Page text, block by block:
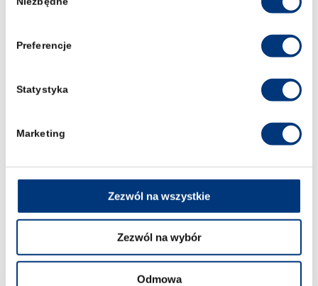
zgody
Preferencje
Statystyka
Marketing
Zezwól na wszystkie
Zezwól na wybór
Odmowa
MOŻLIWOŚĆ DOSTARCZENIA
Biuro Rekrutacji:
poniedziałek 8:00-16:00
wtorek 8:00-16:00